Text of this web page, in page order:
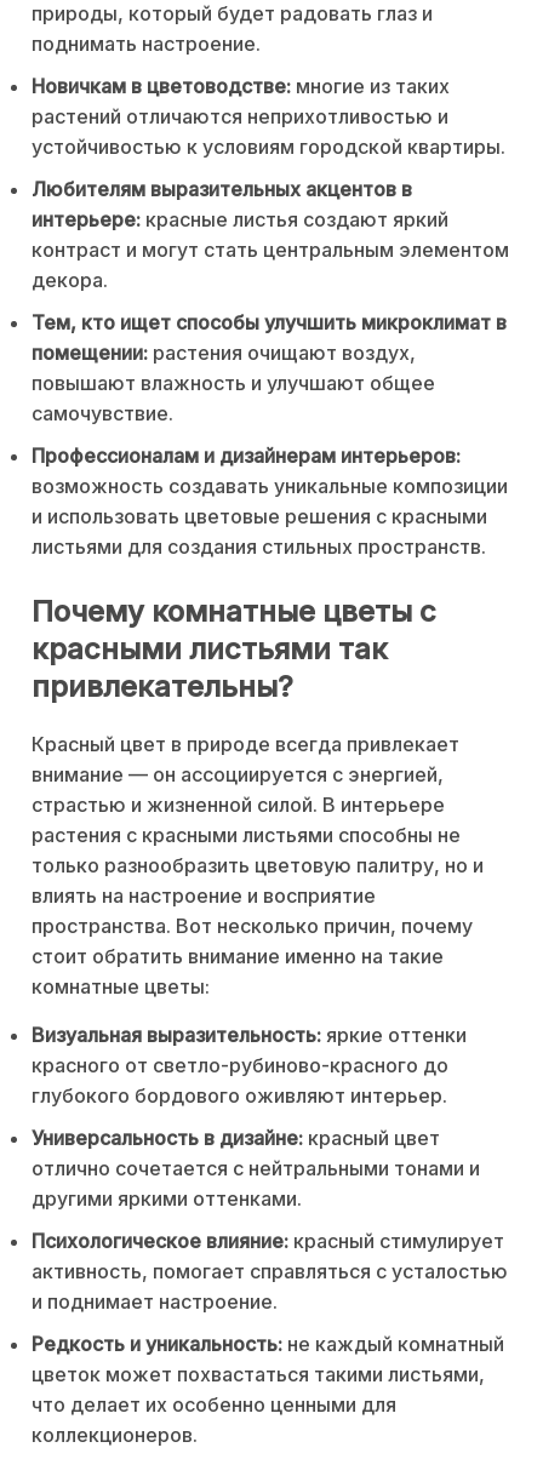
природы, который будет радовать глаз и
поднимать настроение.
Новичкам в цветоводстве: многие из таких
растений отличаются неприхотливостью и
устойчивостью к условиям городской квартиры.
Любителям выразительных акцентов в
интерьере: красные листья создают яркий
контраст и могут стать центральным элементом
декора.
Тем, кто ищет способы улучшить микроклимат в
помещении: растения очищают воздух,
повышают влажность и улучшают общее
самочувствие.
Профессионалам и дизайнерам интерьеров:
возможность создавать уникальные композиции
и использовать цветовые решения с красными
листьями для создания стильных пространств.
Почему комнатные цветы с
красными листьями так
привлекательны?
Красный цвет в природе всегда привлекает
внимание — он ассоциируется с энергией,
страстью и жизненной силой. В интерьере
растения с красными листьями способны не
только разнообразить цветовую палитру, но и
влиять на настроение и восприятие
пространства. Вот несколько причин, почему
стоит обратить внимание именно на такие
комнатные цветы:
Визуальная выразительность: яркие оттенки
красного от светло-рубиново-красного до
глубокого бордового оживляют интерьер.
Универсальность в дизайне: красный цвет
отлично сочетается с нейтральными тонами и
другими яркими оттенками.
Психологическое влияние: красный стимулирует
активность, помогает справляться с усталостью
и поднимает настроение.
Редкость и уникальность: не каждый комнатный
цветок может похвастаться такими листьями,
что делает их особенно ценными для
коллекционеров.